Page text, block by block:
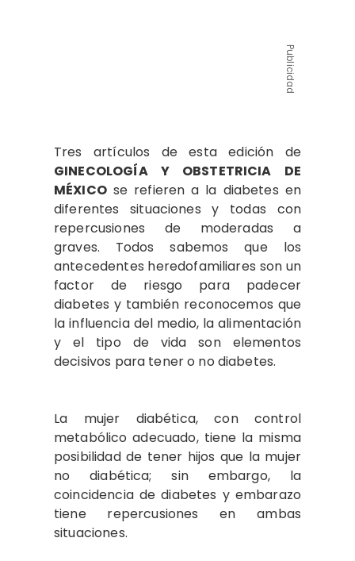
Publicidad
Tres artículos de esta edición de
GINECOLOGÍA Y OBSTETRICIA DE
MÉXICOse refieren a la diabetes en
diferentes situaciones y todas con
repercusiones de moderadas a
graves. Todos sabemos que los
antecedentes heredofamiliares son un
factor de riesgo para padecer
diabetes y también reconocemos que
la influencia del medio, la alimentación
y el tipo de vida son elementos
decisivos para tener o no diabetes.
La mujer diabética, con control
metabólico adecuado, tiene la misma
posibilidad de tener hijos que la mujer
no diabética; sin embargo, la
coincidencia de diabetes y embarazo
tiene repercusiones en ambas
situaciones.